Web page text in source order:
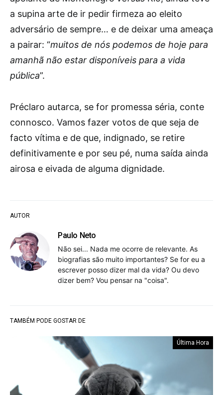
AUTOR
Paulo Neto
Não sei... Nada me ocorre de relevante. As
biografias são muito importantes? Se for eu a
escrever posso dizer mal da vida? Ou devo
dizer bem? Vou pensar na "coisa".
a supina arte de ir pedir firmeza ao eleito
adversário de sempre… e de deixar uma ameaça
a pairar: “muitos de nós podemos de hoje para
amanhã não estar disponíveis para a vida
pública”.
Préclaro autarca, se for promessa séria, conte
connosco. Vamos fazer votos de que seja de
facto vítima e de que, indignado, se retire
definitivamente e por seu pé, numa saída ainda
airosa e eivada de alguma dignidade.
TAMBÉM PODE GOSTAR DE
Última Hora